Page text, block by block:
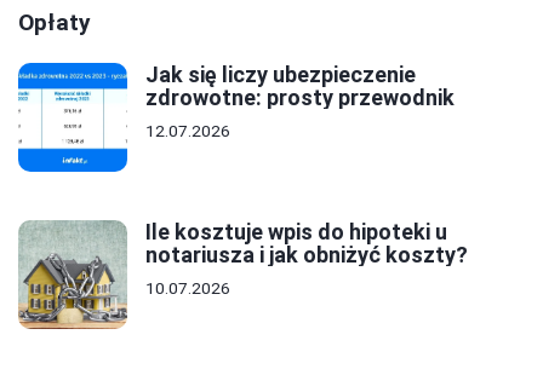
Opłaty
Jak się liczy ubezpieczenie
zdrowotne: prosty przewodnik
12.07.2026
Ile kosztuje wpis do hipoteki u
notariusza i jak obniżyć koszty?
10.07.2026